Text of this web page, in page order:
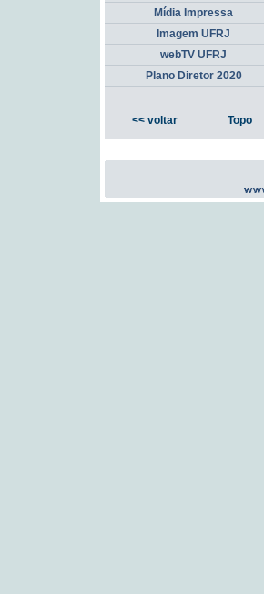
Mídia Impressa
Imagem UFRJ
webTV UFRJ
Plano Diretor 2020
<< voltar Topo